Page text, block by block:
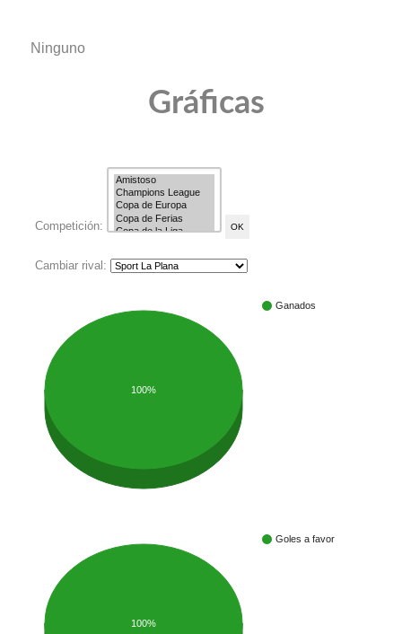
Ninguno
Gráficas
Competición:
Cambiar rival:
Ganados
100%
Goles a favor
100%